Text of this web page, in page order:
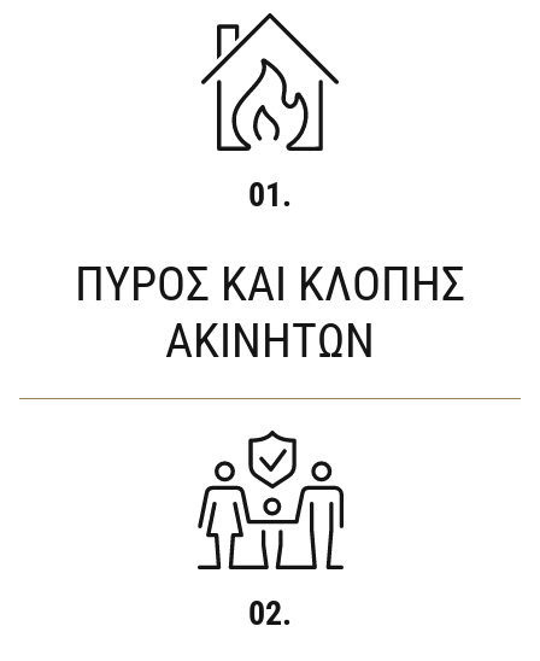
01.
ΠΥΡΟΣ ΚΑΙ ΚΛΟΠΗΣ
ΑΚΙΝΗΤΩΝ
02.